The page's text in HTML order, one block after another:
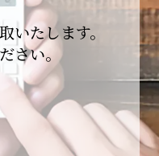
にありがとうご
て頂きます。
いたします。
さい。